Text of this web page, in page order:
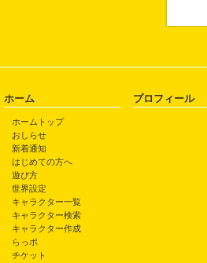
ホーム
ホームトップ
おしらせ
新着通知
はじめての方へ
遊び方
世界設定
キャラクター一覧
キャラクター検索
キャラクター作成
らっポ
チケット
プロフィール